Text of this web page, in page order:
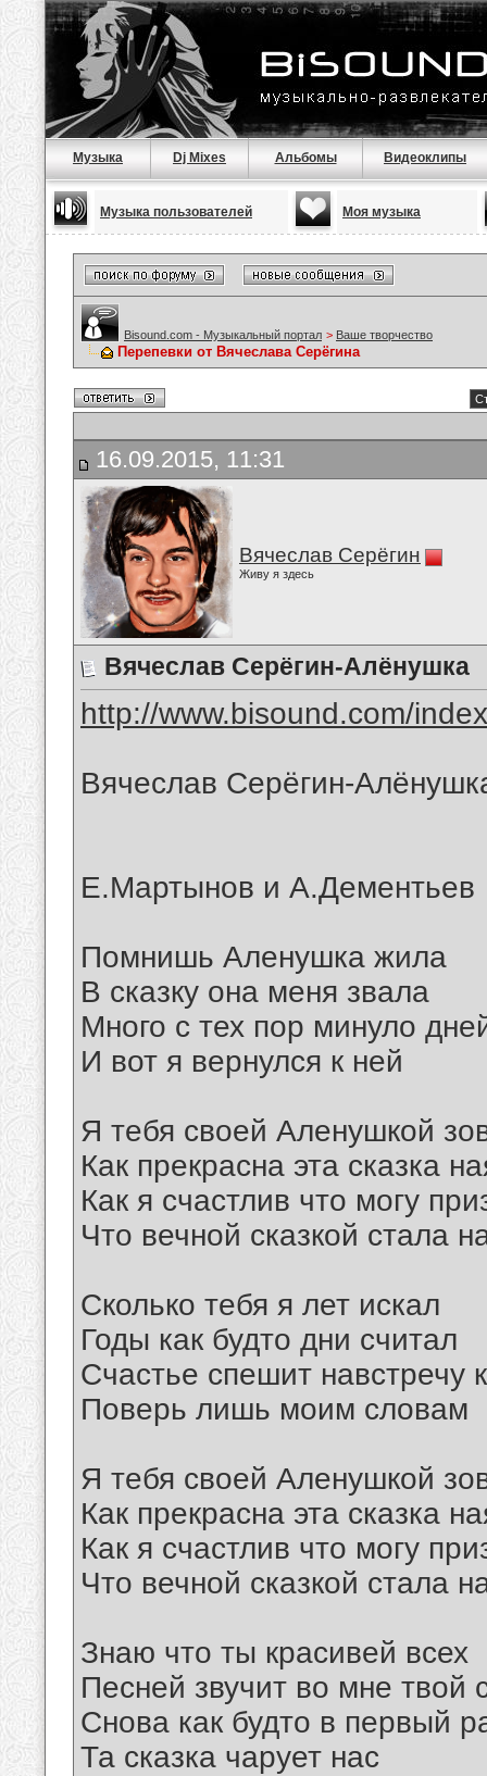
Музыка Dj Mixes Альбомы Видеоклипы
Музыка пользователей Моя музыка
Bisound.com - Музыкальный портал > Ваше творчество
Перепевки от Вячеслава Серёгина
16.09.2015, 11:31
Вячеслав Серёгин
Живу я здесь
Вячеслав Серёгин-Алёнушка
http://www.bisound.com/
Вячеслав Серёгин-
Е.Мартынов и А.Дементьев
Помнишь Аленушка жила
В сказку она меня звала
Много с тех пор минуло
И вот я вернулся к ней
Я тебя своей Аленушкой
Как прекрасна эта сказка
Как я счастлив что могу
Что вечной сказкой стала
Сколько тебя я лет искал
Годы как будто дни считал
Счастье спешит навстречу
Поверь лишь моим словам
Я тебя своей Аленушкой
Как прекрасна эта сказка
Как я счастлив что могу
Что вечной сказкой стала
Знаю что ты красивей всех
Песней звучит во мне твой
Снова как будто в первый
Та сказка чарует нас